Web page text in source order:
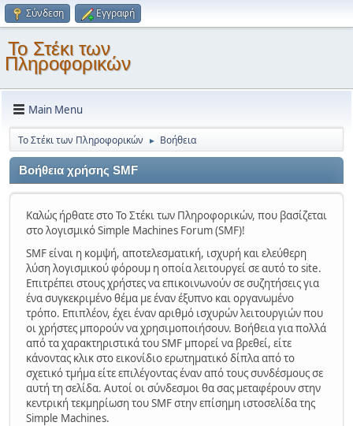
Σύνδεση Εγγραφή
Το Στέκι των
Πληροφορικών
Main Menu
Το Στέκι των Πληροφορικών ► Βοήθεια
Βοήθεια χρήσης SMF
Καλώς ήρθατε στο Το Στέκι των Πληροφορικών, που βασίζεται
στο λογισμικό Simple Machines Forum (SMF)!
SMF είναι η κομψή, αποτελεσματική, ισχυρή και ελεύθερη
λύση λογισμικού φόρουμ η οποία λειτουργεί σε αυτό το site.
Επιτρέπει στους χρήστες να επικοινωνούν σε συζητήσεις για
ένα συγκεκριμένο θέμα με έναν έξυπνο και οργανωμένο
τρόπο. Επιπλέον, έχει έναν αριθμό ισχυρών λειτουργιών που
οι χρήστες μπορούν να χρησιμοποιήσουν. Βοήθεια για πολλά
από τα χαρακτηριστικά του SMF μπορεί να βρεθεί, είτε
κάνοντας κλικ στο εικονίδιο ερωτηματικό δίπλα από το
σχετικό τμήμα είτε επιλέγοντας έναν από τους συνδέσμους σε
αυτή τη σελίδα. Αυτοί οι σύνδεσμοι θα σας μεταφέρουν στην
κεντρική τεκμηρίωση του SMF στην επίσημη ιστοσελίδα της
Simple Machines.